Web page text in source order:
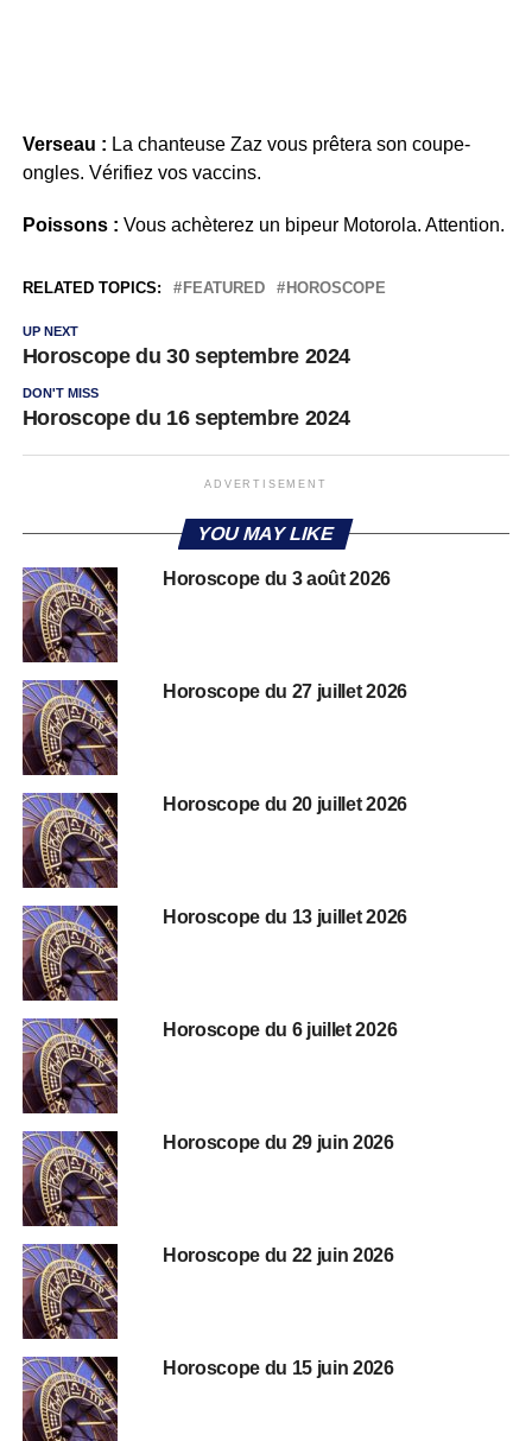
Verseau : La chanteuse Zaz vous prêtera son coupe-
ongles. Vérifiez vos vaccins.
Poissons : Vous achèterez un bipeur Motorola. Attention.
RELATED TOPICS: FEATURED HOROSCOPE
UP NEXT
Horoscope du 30 septembre 2024
DON'T MISS
Horoscope du 16 septembre 2024
ADVERTISEMENT
YOU MAY LIKE
Horoscope du 3 août 2026
Horoscope du 27 juillet 2026
Horoscope du 20 juillet 2026
Horoscope du 13 juillet 2026
Horoscope du 6 juillet 2026
Horoscope du 29 juin 2026
Horoscope du 22 juin 2026
Horoscope du 15 juin 2026